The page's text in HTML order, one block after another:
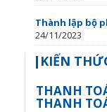
Thành lập bộ
24/11/2023
KIẾN
THANH
THANH